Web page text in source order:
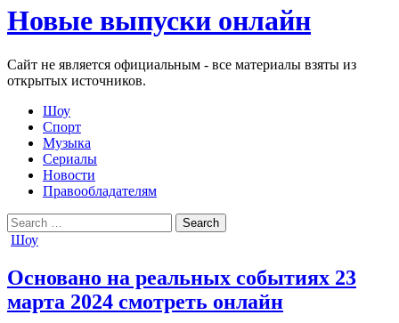
Новые выпуски онлайн
Сайт не является официальным - все материалы взяты из
открытых источников.
Шоу
Спорт
Музыка
Сериалы
Новости
Правообладателям
Search
for:
Posted
Шоу
Основано на реальных событиях 23
марта 2024 смотреть онлайн